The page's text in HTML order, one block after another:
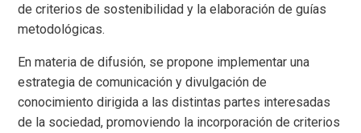
de criterios de sostenibilidad y la elaboración de guías
metodológicas.
En materia de difusión, se propone implementar una
estrategia de comunicación y divulgación de
conocimiento dirigida a las distintas partes interesadas
de la sociedad, promoviendo la incorporación de criterios